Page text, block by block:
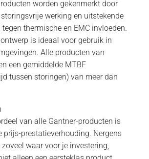
worden gekenmerkt door
werking en uitstekende
thermische en EMC invloeden.
is ideaal voor gebruik in
Alle producten van
een gemiddelde MTBF
tussen storingen) van meer dan
van alle Gantner-producten is
prijs-prestatieverhouding. Nergens
waar voor je investering,